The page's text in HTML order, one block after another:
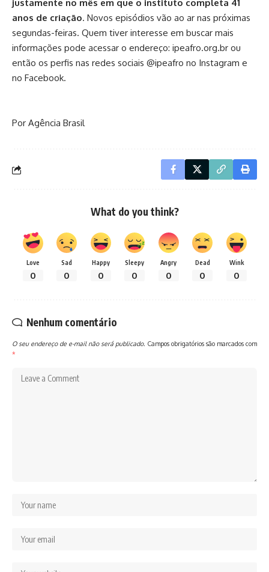
justamente no mês em que o instituto completa 41
anos de criação. Novos episódios vão ao ar nas próximas
segundas-feiras. Quem tiver interesse em buscar mais
informações pode acessar o endereço: ipeafro.org.br ou
então os perfis nas redes sociais @ipeafro no Instagram e
no Facebook.
Por Agência Brasil
What do you think?
Love
0
Sad
0
Happy
0
Sleepy
0
Angry
0
Dead
0
Wink
0
Nenhum comentário
O seu endereço de e-mail não será publicado. Campos obrigatórios são marcados com
*